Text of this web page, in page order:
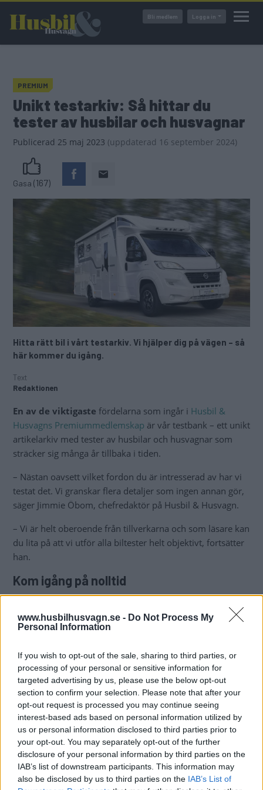
www.husbilhusvagn.se - Do Not Process My
Personal Information
If you wish to opt-out of the sale, sharing to third parties, or
processing of your personal or sensitive information for
targeted advertising by us, please use the below opt-out
section to confirm your selection. Please note that after your
opt-out request is processed you may continue seeing
interest-based ads based on personal information utilized by
us or personal information disclosed to third parties prior to
your opt-out. You may separately opt-out of the further
disclosure of your personal information by third parties on the
IAB’s list of downstream participants. This information may
also be disclosed by us to third parties on the IAB’s List of
huvudinnehåll
Bli medlem Logga in
PREMIUM
Unikt testarkiv: Så hittar du
tester av husbilar och husvagnar
Publicerad 25 maj 2023 (uppdaterad 16 september 2024)
Gasa (167)
Hitta rätt bil i vårt testarkiv. Vi hjälper dig på vägen – så
här kommer du igång.
Text
Redaktionen
En av de viktigaste fördelarna som ingår i Husbil &
Husvagns Premiummedlemskap är vår testbank – ett unikt
artikelarkiv med tester av husbilar och husvagnar som
sträcker sig många år tillbaka i tiden.
– Nästan oavsett vilket fordon du är intresserad av har vi
testat det. Vi granskar flera detaljer som ingen annan gör,
säger Jimmie Öbom, chefredaktör på Husbil & Husvagn.
– Vi är helt oberoende från tillverkarna och som läsare kan
du lita på att vi utför alla biltester helt objektivt, fortsätter
han.
Kom igång på nolltid
att gå in i Husbil & Husvagns testbanksom du hittar här.
Du kan leta fram en viss modell genom att klicka på
exempel plåtis.
I nuläget finns flera hundra tester att läsa för alla
Premiummedlemmar. Vi fyller på med fler tester löpande.
– Testarkivet är enunik fördel för alla
Premiummedlemmar, säger Jimmie Öbom.
Klicka här för att bli Premiummedlem ochklicka här för att
komma till testarkivet.